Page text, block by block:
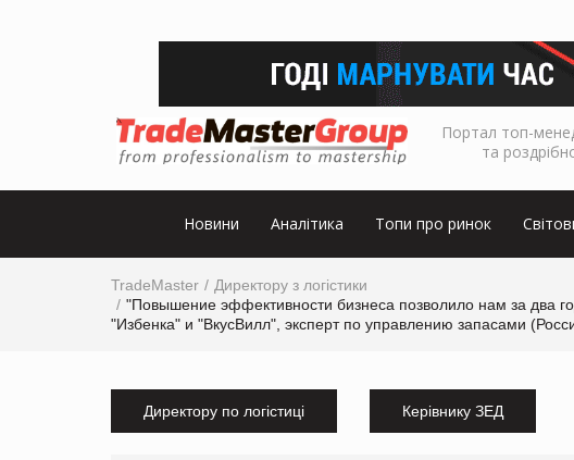
Портал топ-
та
Новини Аналітика Топи про ринок
TradeMaster
Директору з логістики
"Повышение эффективности бизнеса позволило нам за два
"Избенка" и "ВкусВилл", эксперт по управлению запасами
Директору по логістиці Керівнику ЗЕД